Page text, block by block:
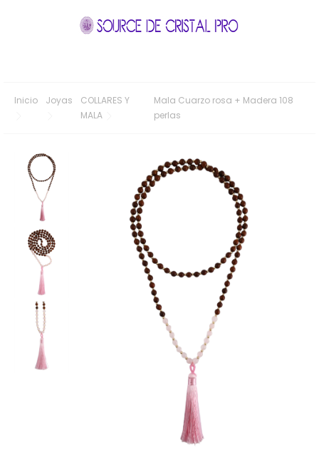
Inicio Joyas
COLLARES Y
MALA
Mala Cuarzo rosa + Madera 108
perlas